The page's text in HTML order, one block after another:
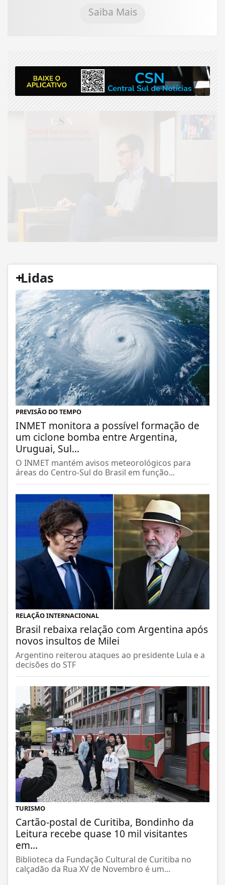
Saiba Mais
+
Lidas
PREVISÃO DO TEMPO
INMET monitora a possível formação de
um ciclone bomba entre Argentina,
Uruguai, Sul...
O INMET mantém avisos meteorológicos para
áreas do Centro-Sul do Brasil em função...
RELAÇÃO INTERNACIONAL
Brasil rebaixa relação com Argentina após
novos insultos de Milei
Argentino reiterou ataques ao presidente Lula e a
decisões do STF
TURISMO
Cartão-postal de Curitiba, Bondinho da
Leitura recebe quase 10 mil visitantes
em...
Biblioteca da Fundação Cultural de Curitiba no
calçadão da Rua XV de Novembro é um...